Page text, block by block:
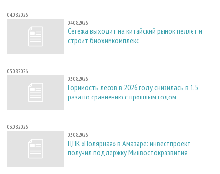
04.08.2026
04.08.2026
Сегежа выходит на китайский рынок пеллет и
строит биохимкомплекс
03.08.2026
03.08.2026
Горимость лесов в 2026 году снизилась в 1,5
раза по сравнению с прошлым годом
03.08.2026
03.08.2026
ЦПК «Полярная» в Амазаре: инвестпроект
получил поддержку Минвостокразвития